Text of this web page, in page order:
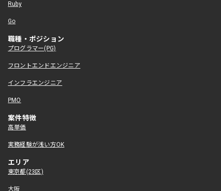
Ruby
Go
職種・ポジション
プログラマー(PG)
フロントエンドエンジニア
インフラエンジニア
PMO
案件特徴
高単価
実務経験が浅い方OK
エリア
東京都(23区)
大阪